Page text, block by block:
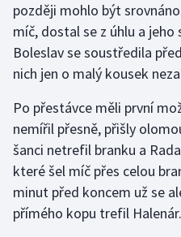
Motorsport
Olympijské hry
Parasport
Plavání
Plážový volejbal
Ragby
později mohlo být
míč, dostal se z úhlu a
Boleslav se soustředila
nich jen o malý kousek
Po přestávce měli první
nemířil přesně, přišly
šanci netrefil branku a
které šel míč přes celou
minut před koncem už se
přímého kopu trefil Halenár.